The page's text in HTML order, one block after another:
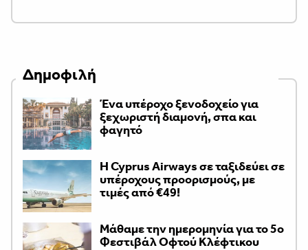
Δημοφιλή
Ένα υπέροχο ξενοδοχείο για
ξεχωριστή διαμονή, σπα και
φαγητό
H Cyprus Airways σε ταξιδεύει σε
υπέροχους προορισμούς, με
τιμές από €49!
Μάθαμε την ημερομηνία για το 5ο
Φεστιβάλ Οφτού Κλέφτικου